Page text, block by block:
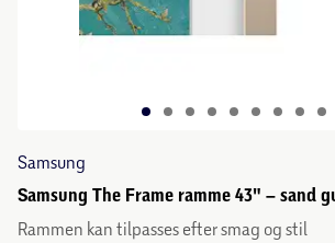
Samsung
Samsung The Frame ramme 43" – sand
Rammen kan tilpasses efter smag og stil